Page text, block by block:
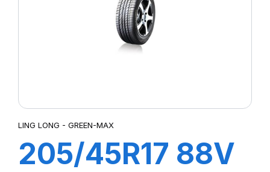
LING LONG - GREEN-MAX
205/45R17 88V